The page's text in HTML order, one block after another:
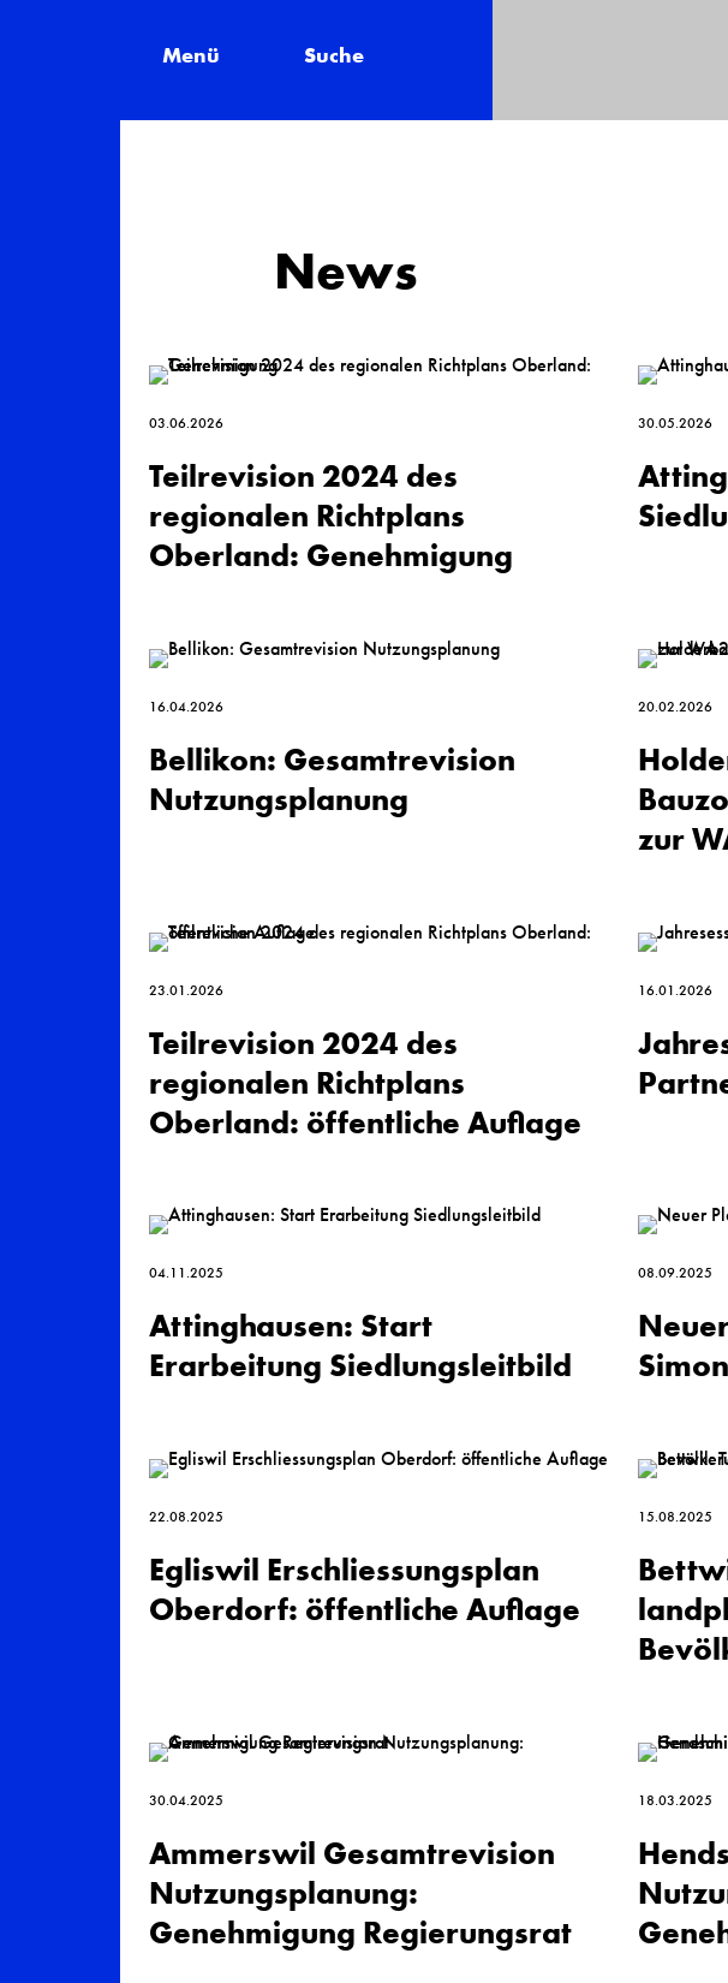
Menü Suche
News
03.06.2026
Teilrevision 2024 des
regionalen Richtplans
Oberland: Genehmigung
30.05.2026
16.04.2026
Bellikon: Gesamtrevision
Nutzungsplanung
20.02.2026
zur
23.01.2026
Teilrevision 2024 des
regionalen Richtplans
Oberland: öffentliche Auflage
16.01.2026
04.11.2025
Attinghausen: Start
Erarbeitung Siedlungs­leitbild
08.09.2025
22.08.2025
Egliswil Erschliessungs­plan
Oberdorf: öffentliche Auf­lage
15.08.2025
30.04.2025
Ammerswil Gesamt­revision
Nutzungs­planung:
Genehmigung Regierungsrat
18.03.2025